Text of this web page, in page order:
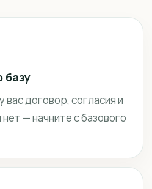
базу
вас договор, согласия и
— начните с базового